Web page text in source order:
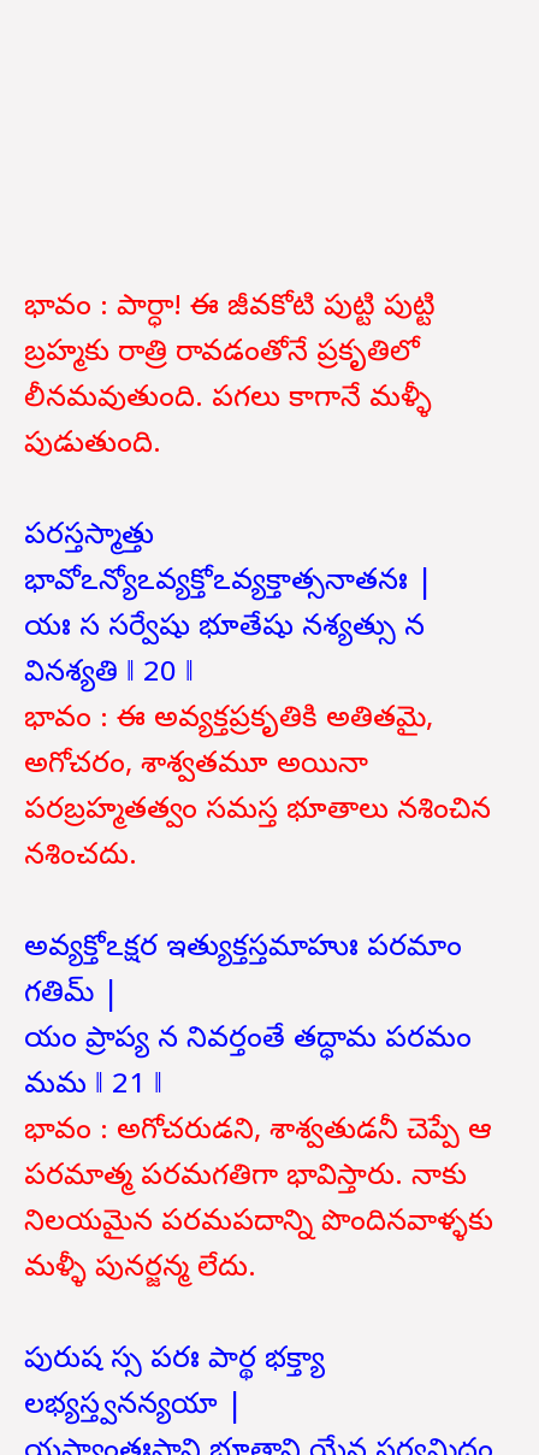
భావం : పార్ధా! ఈ జీవకోటి పుట్టి పుట్టి
బ్రహ్మకు రాత్రి రావడంతోనే ప్రకృతిలో
లీనమవుతుంది. పగలు కాగానే మళ్ళీ
పుడుతుంది.
పరస్తస్మాత్తు
భావోఽన్యోఽవ్యక్తోఽవ్యక్తాత్సనాతనః |
యః స సర్వేషు భూతేషు నశ్యత్సు న
వినశ్యతి ‖ 20 ‖
భావం : ఈ అవ్యక్తప్రకృతికి అతితమై,
అగోచరం, శాశ్వతమూ అయినా
పరబ్రహ్మతత్వం సమస్త భూతాలు నశించిన
నశించదు.
అవ్యక్తోఽక్షర ఇత్యుక్తస్తమాహుః పరమాం
గతిమ్ |
యం ప్రాప్య న నివర్తంతే తద్ధామ పరమం
మమ ‖ 21 ‖
భావం : అగోచరుడని, శాశ్వతుడనీ చెప్పే ఆ
పరమాత్మ పరమగతిగా భావిస్తారు. నాకు
నిలయమైన పరమపదాన్ని పొందినవాళ్ళకు
మళ్ళీ పునర్జన్మ లేదు.
పురుష స్స పరః పార్థ భక్త్యా
లభ్యస్త్వనన్యయా |